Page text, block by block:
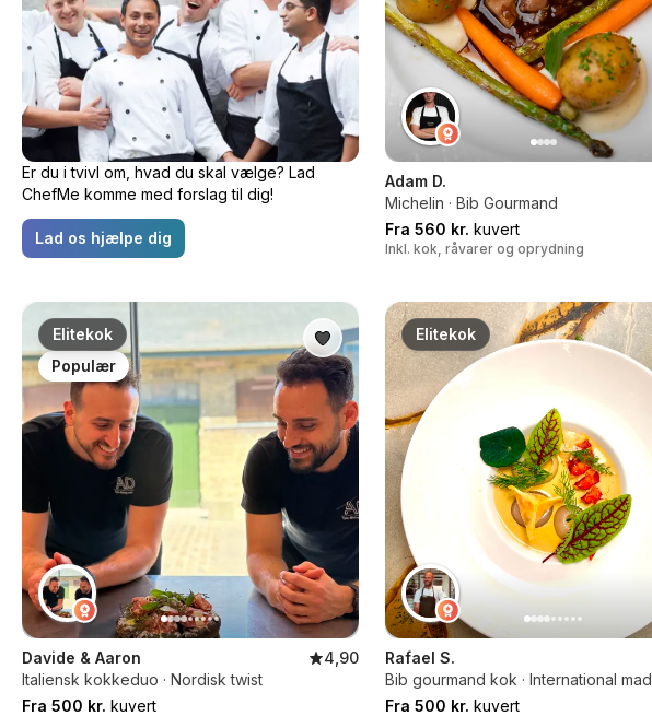
Er du i tvivl om, hvad du skal vælge? Lad
ChefMe komme med forslag til dig!
Lad os hjælpe dig
Adam D.
Michelin · Bib Gourmand
Fra 560 kr. kuvert
Inkl. kok, råvarer og oprydning
Elitekok
Populær
Davide & Aaron
4,90
Italiensk kokkeduo · Nordisk twist
Fra 500 kr. kuvert
Elitekok
Rafael S.
Bib gourmand kok · International mad
Fra 500 kr. kuvert